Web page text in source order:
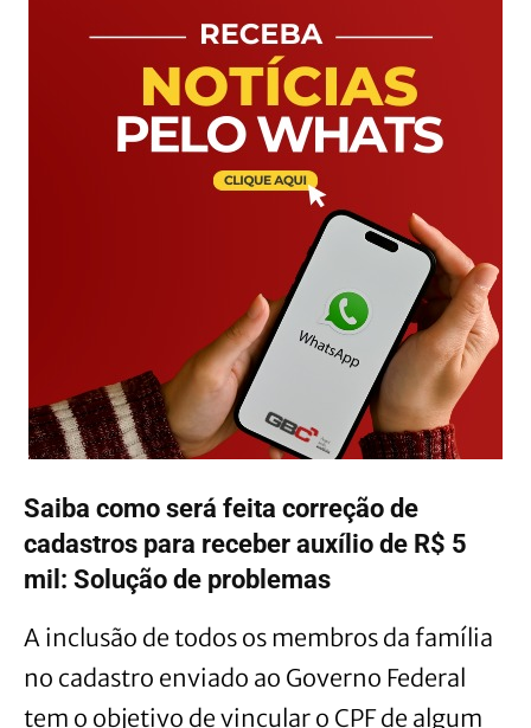
Saiba como será feita correção de
cadastros para receber auxílio de R$ 5
mil: Solução de problemas
A inclusão de todos os membros da família
no cadastro enviado ao Governo Federal
tem o objetivo de vincular o CPF de algum